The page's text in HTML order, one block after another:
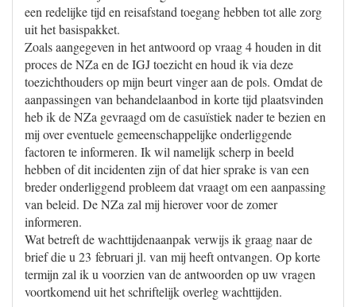
een redelijke tijd en reisafstand toegang hebben tot alle zorg
uit het basispakket.
Zoals aangegeven in het antwoord op vraag 4 houden in dit
proces de NZa en de IGJ toezicht en houd ik via deze
toezichthouders op mijn beurt vinger aan de pols. Omdat de
aanpassingen van behandelaanbod in korte tijd plaatsvinden
heb ik de NZa gevraagd om de casuïstiek nader te bezien en
mij over eventuele gemeenschappelijke onderliggende
factoren te informeren. Ik wil namelijk scherp in beeld
hebben of dit incidenten zijn of dat hier sprake is van een
breder onderliggend probleem dat vraagt om een aanpassing
van beleid. De NZa zal mij hierover voor de zomer
informeren.
Wat betreft de wachttijdenaanpak verwijs ik graag naar de
brief die u 23 februari jl. van mij heeft ontvangen. Op korte
termijn zal ik u voorzien van de antwoorden op uw vragen
voortkomend uit het schriftelijk overleg wachttijden.